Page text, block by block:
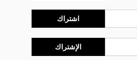
اشتراك
الإشتراك